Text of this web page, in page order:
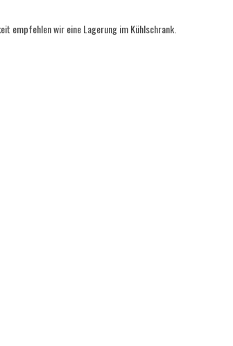
empfehlen wir eine Lagerung im Kühlschrank.